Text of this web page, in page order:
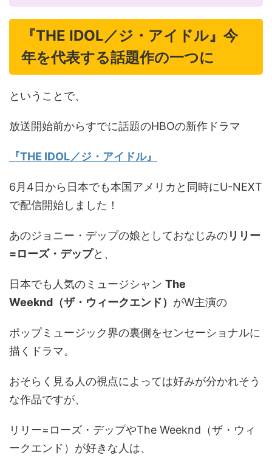
『THE IDOL／ジ・アイドル』今
年を代表する話題作の一つに
ということで、
放送開始前からすでに話題のHBOの新作ドラマ
『THE IDOL／ジ・アイドル』
6月4日から日本でも本国アメリカと同時にU-NEXT
で配信開始しました！
あのジョニー・デップの娘としておなじみのリリー
=ローズ・デップと、
日本でも人気のミュージシャン The
Weeknd（ザ・ウィークエンド） がW主演の
ポップミュージック界の裏側をセンセーショナルに
描くドラマ。
おそらく見る人の視点によっては好みが分かれそう
な作品ですが、
リリー=ローズ・デップやThe Weeknd（ザ・ウィ
ークエンド）が好きな人は、